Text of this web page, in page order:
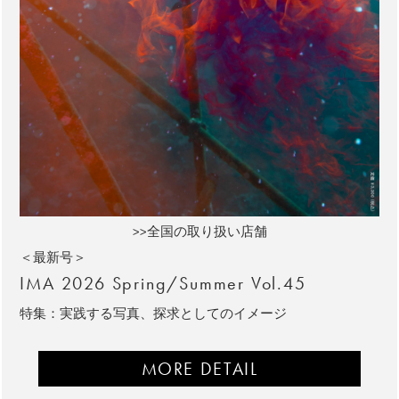
>>全国の取り扱い店舗
＜最新号＞
IMA 2026 Spring/Summer Vol.45
特集：実践する写真、探求としてのイメージ
MORE DETAIL